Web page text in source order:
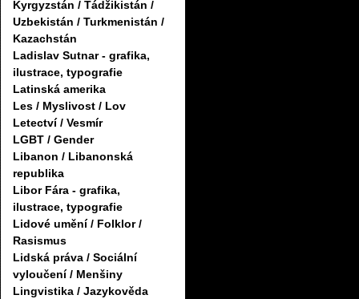
Kyrgyzstán / Tádžikistán /
Uzbekistán / Turkmenistán /
Kazachstán
Ladislav Sutnar - grafika,
ilustrace, typografie
Latinská amerika
Les / Myslivost / Lov
Letectví / Vesmír
LGBT / Gender
Libanon / Libanonská
republika
Libor Fára - grafika,
ilustrace, typografie
Lidové umění / Folklor /
Rasismus
Lidská práva / Sociální
vyloučení / Menšiny
Lingvistika / Jazykověda